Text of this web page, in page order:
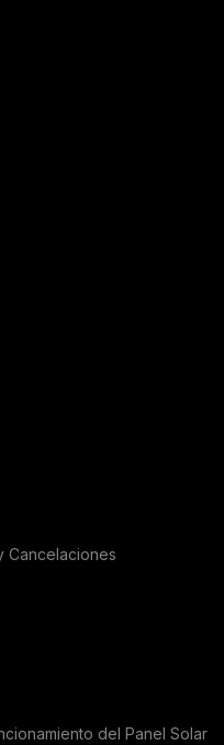
Cancelaciones
del Panel Solar